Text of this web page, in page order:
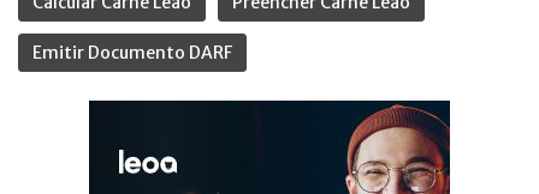
Emitir Documento DARF